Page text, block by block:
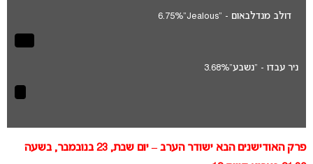
דולב מנדלבאום - "Jealous" 6.75%
ניר עבדו - "נשבע"3.68%
פרק האודישנים הבא ישודר הערב – יום שבת, 23 בנובמבר, בשעה